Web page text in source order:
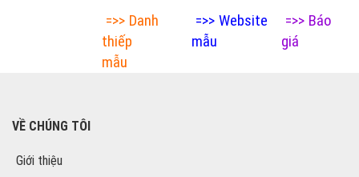
=>> Danh
thiếp
mẫu
=>> Website
mẫu
=>> Báo
giá
VỀ CHÚNG TÔI
Giới thiệu